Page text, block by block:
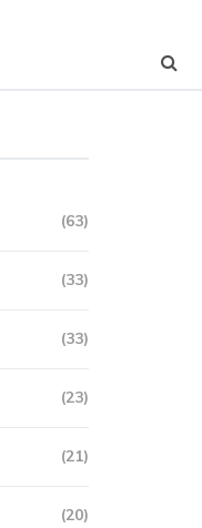
(63)
(33)
(33)
(23)
(21)
(20)